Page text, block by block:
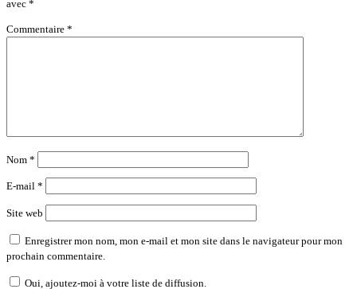
avec *
Commentaire *
Nom *
E-mail *
Site web
Enregistrer mon nom, mon e-mail et mon site dans le navigateur pour mon
prochain commentaire.
Oui, ajoutez-moi à votre liste de diffusion.